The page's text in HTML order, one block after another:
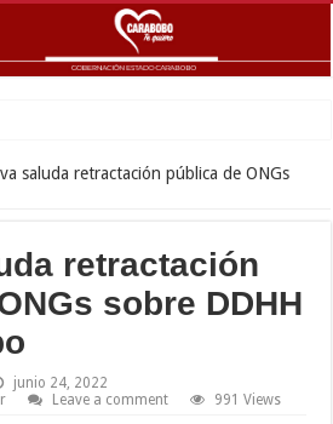
Castil
saluda retractación pública de ONGs
retractación
sobre DDHH
junio 24, 2022
Leave a comment 991 Views